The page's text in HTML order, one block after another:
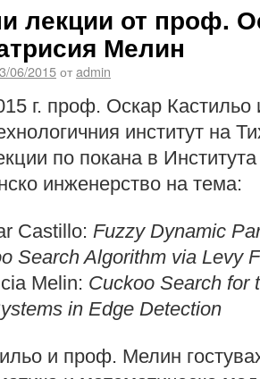
лекции от проф.
Мелин
06/2015отadmin
г. проф. Оскар
институт на
по покана в
инженерство на тема:
Castillo: Fuzzy Dynamic
Search Algorithm via Levy
Melin: Cuckoo Search for
in Edge Detection
и проф. Мелин